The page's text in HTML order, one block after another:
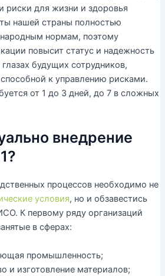
риски для жизни и здоровья
нашей страны полностью
нормам, поэтому
повысит статус и надежность
будущих сотрудников,
к управлению рисками.
от 1 до 3 дней, до 7 в сложных
внедрение
процессов необходимо не
условия, но и обзавестись
К первому ряду организаций
в сферах:
промышленность;
и изготовление материалов;